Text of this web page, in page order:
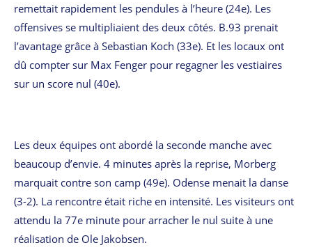
remettait rapidement les pendules à l’heure (24e). Les
offensives se multipliaient des deux côtés. B.93 prenait
l’avantage grâce à Sebastian Koch (33e). Et les locaux ont
dû compter sur Max Fenger pour regagner les vestiaires
sur un score nul (40e).
Les deux équipes ont abordé la seconde manche avec
beaucoup d’envie. 4 minutes après la reprise, Morberg
marquait contre son camp (49e). Odense menait la danse
(3-2). La rencontre était riche en intensité. Les visiteurs ont
attendu la 77e minute pour arracher le nul suite à une
réalisation de Ole Jakobsen.